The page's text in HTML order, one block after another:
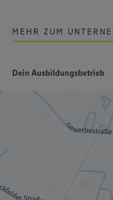
MEHR ZUM
Dein Ausbildungsbetrieb